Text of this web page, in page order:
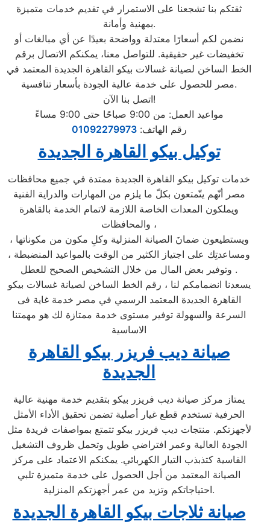
ثقتكم بنا تشجعنا على الاستمرار في تقديم خدمات متميزة
بمهنية وأمانة.
نضمن لكم أسعارًا معتدلة وواضحة بعيدًا عن أي مبالغات أو
تخفيضات غير حقيقية. للتواصل معنا، يمكنكم الاتصال برقم
الخط الساخن لصيانة غسالات بيكو القاهرة الجديدة المعتمد في
مصر للحصول على خدمة عالية الجودة بأسعار تنافسية.
اتصل بنا الآن!
مواعيد العمل: من 9:00 صباحًا حتى 9:00 مساءً
رقم الهاتف:01092279973
توكيل بيكو القاهرة الجديدة
خدمات توكيل بيكو القاهرة الجديدة ممتدة في جميع محافظات
مصر أنّهم يتّمتعون بكلّ ما يلزم من المهارات والدراية الفنية
ويملكون المعدات الخاصة اللازمة لاتمام الخدمة بالقاهرة
والمحافظات ،
ويستطيعون ضمانَ الصيانة المنزلية وكلِ مكون من مكوناتها ،
ومساعدتِك على اجتياز الكثير من الوقت بالمواعيد المنضبطة ،
وتوفير بعض المال من خلال التشخيص الصحيح للعطل .
يسعدنا انضمامكم لنا ، رقم الخط الساخن لصيانة غسالات بيكو
القاهرة الجديدة المعتمد الرسمي في مصر خدمة غاية فى
السرعة والسهولة توفير مستوى خدمة ممتازة لك هو مهمتنا
الاساسية
صيانة ديب فريزر بيكو القاهرة
الجديدة
يمتاز مركز صيانة ديب فريزر بيكو بتقديم خدمة مهنية عالية
الحرفية تستخدم قطع غيار أصلية تضمن تحقيق الأداء الأمثل
لأجهزتكم. منتجات ديب فريزر بيكو تتمتع بمواصفات فريدة مثل
الجودة العالية وعمر افتراضي طويل وتحمل ظروف التشغيل
القاسية كتذبذب التيار الكهربائي. يمكنكم الاعتماد على مركز
الصيانة المعتمد من أجل الحصول على خدمة متميزة تلبي
احتياجاتكم وتزيد من عمر أجهزتكم المنزلية.
صيانة ثلاجات بيكو القاهرة الجديدة